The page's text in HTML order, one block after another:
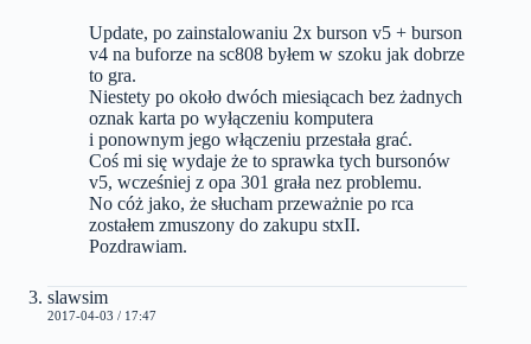
Update, po zainstalowaniu 2x burson v5 + burson
v4 na buforze na sc808 byłem w szoku jak dobrze
to gra.
Niestety po około dwóch miesiącach bez żadnych
oznak karta po wyłączeniu komputera
i ponownym jego włączeniu przestała grać.
Coś mi się wydaje że to sprawka tych bursonów
v5, wcześniej z opa 301 grała nez problemu.
No cóż jako, że słucham przeważnie po rca
zostałem zmuszony do zakupu stxII.
Pozdrawiam.
slawsim
2017-04-03 / 17:47